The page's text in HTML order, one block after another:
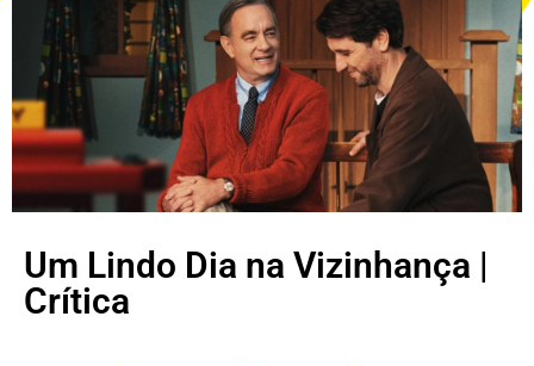
Um Lindo Dia na Vizinhança |
Crítica